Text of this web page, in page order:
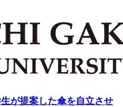
が提案した傘を自立させ